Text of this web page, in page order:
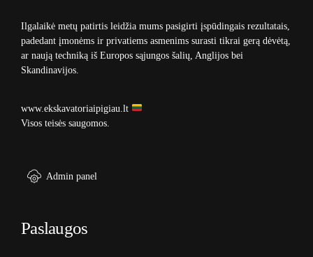
Ilgalaikė metų patirtis leidžia mums pasigirti įspūdingais rezultatais,
padedant įmonėms ir privatiems asmenims surasti tikrai gerą dėvėtą,
ar naują techniką iš Europos sąjungos šalių, Anglijos bei
Skandinavijos.
www.ekskavatoriaipigiau.lt
Visos teisės saugomos.
Admin panel
Paslaugos